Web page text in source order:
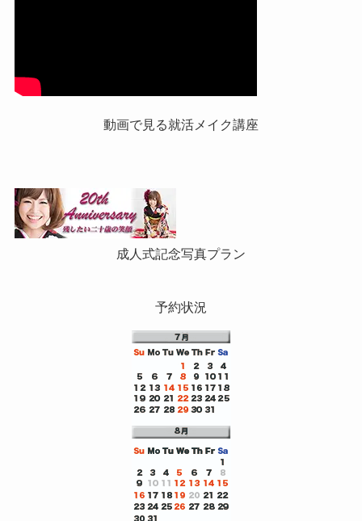
動画で見る就活メイク講座
成人式記念写真プラン
予約状況